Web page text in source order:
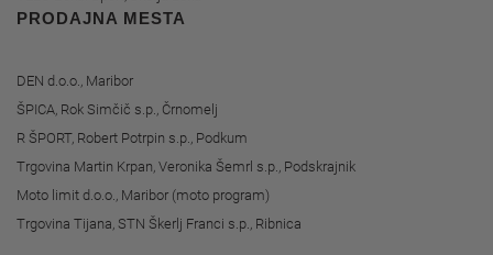
PRODAJNA MESTA
DEN d.o.o., Maribor
ŠPICA, Rok Simčič s.p., Črnomelj
R ŠPORT, Robert Potrpin s.p., Podkum
Trgovina Martin Krpan, Veronika Šemrl s.p., Podskrajnik
Moto limit d.o.o., Maribor (moto program)
Trgovina Tijana, STN Škerlj Franci s.p., Ribnica